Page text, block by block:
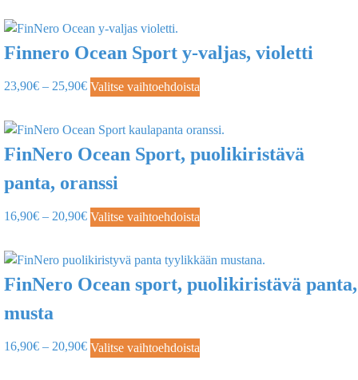
Finnero Ocean Sport y-valjas, violetti
23,90€ – 25,90€ Valitse vaihtoehdoista
FinNero Ocean Sport, puolikiristävä
panta, oranssi
16,90€ – 20,90€ Valitse vaihtoehdoista
FinNero Ocean sport, puolikiristävä panta,
musta
16,90€ – 20,90€ Valitse vaihtoehdoista